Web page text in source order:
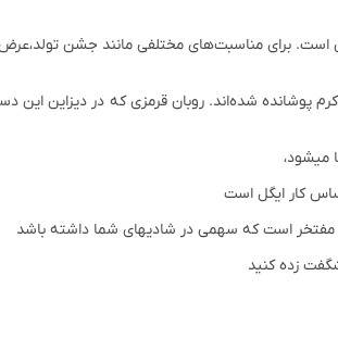
برای مناسبت‌های مختلفی مانند جشن تولد،عرض
آبی به رنگ کرم پوشانده شده‌اند. روبان قرمزی که در
میشود،
کار ایگل است
مفتخر است که سهمی در شادیهای شما داشته باشد
زده کنید